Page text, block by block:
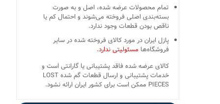
تمام محصولات عرضه شده، اصل و به صورت
بسته‌بندی اصلی فروخته می‌شوند و احتمال کم یا
ناقص بودن قطعات وجود ندارد.
پازل ایران در مورد کالای فروخته شده در سایر
فروشگاه‌ها مسئولیتی ندارد.
کالای عرضه شده فاقد پشتیبانی یا گارانتی است و
خدمات پشتیبانی و ارسال قطعات گم شده LOST
PIECES ممکن است برای کشور ایران ارائه نشود.